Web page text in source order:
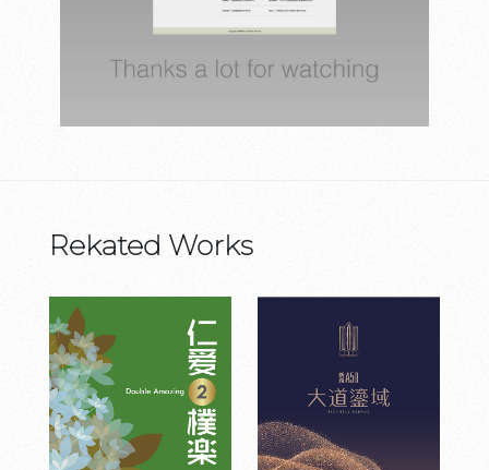
Rekated Works